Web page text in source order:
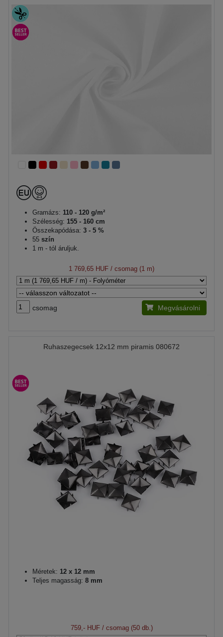
Gramázs: 110 - 120 g/m²
Szélesség: 155 - 160 cm
Összekapódása: 3 - 5 %
55 szín
1 m - tól áruljuk.
1 769,65 HUF / csomag (1 m)
csomag Megvásárolni
Ruhaszegecsek 12x12 mm piramis 080672
Méretek: 12 x 12 mm
Teljes magasság: 8 mm
759,- HUF/ csomag (50 db.)